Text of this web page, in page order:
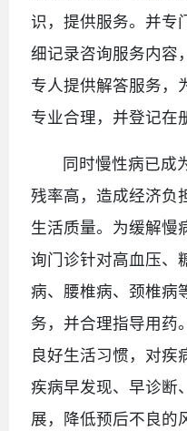
识，提供服务。并专
细记录咨询服务内容
专人提供解答服务，
专业合理，并登记在
同时慢性病已成
残率高，造成经济负
生活质量。为缓解慢
询门诊针对高血压、
病、腰椎病、颈椎病
务，并合理指导用药
良好生活习惯，对疾
疾病早发现、早诊断
展，降低预后不良的